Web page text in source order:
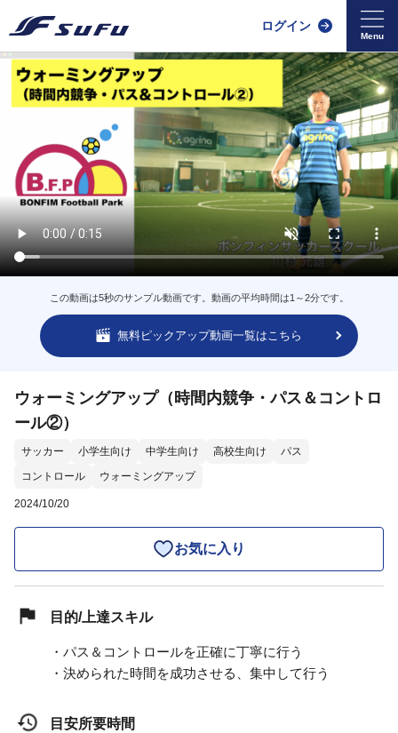
ログイン
この動画は5秒のサンプル動画です。動画の平均時間は1～2分です。
無料ピックアップ動画一覧はこちら
ウォーミングアップ（時間内競争・パス＆コントロ
ール②）
サッカー 小学生向け 中学生向け 高校生向け
パス
コントロール
ウォーミングアップ
2024/10/20
お気に入り
目的/上達スキル
・パス＆コントロールを正確に丁寧に行う
・決められた時間を成功させる、集中して行う
目安所要時間